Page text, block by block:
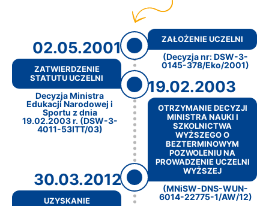
02.05.2001 ZAŁOŻENIE UCZELNI
(Decyzja nr: DSW-3-
0145-378/Eko/2001)
19.02.2003
ZATWIERDZENIE
STATUTU UCZELNI
Decyzja Ministra
Edukacji Narodowej i
Sportu z dnia
19.02.2003 r. (DSW-3-
4011-53ITT/03)
30.03.2012
OTRZYMANIE DECYZJI
MINISTRA NAUKI I
SZKOLNICTWA
WYŻSZEGO O
BEZTERMINOWYM
POZWOLENIU NA
PROWADZENIE UCZELNI
WYŻSZEJ
(MNiSW-DNS-WUN-
6014-22775-1/AW/12)
UZYSKANIE